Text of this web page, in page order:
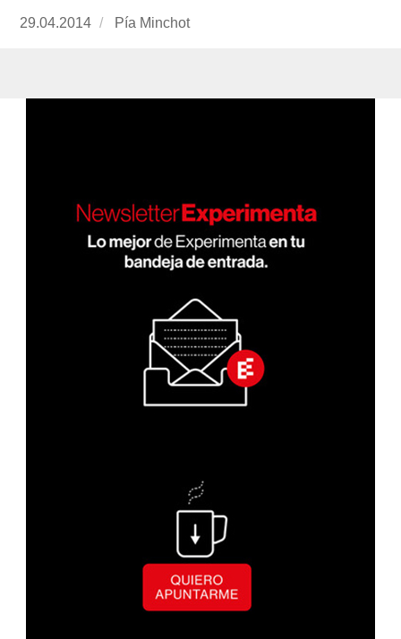
Publicado
29.04.2014 https://www.experimenta.es/author/pia/
Pía Minchot